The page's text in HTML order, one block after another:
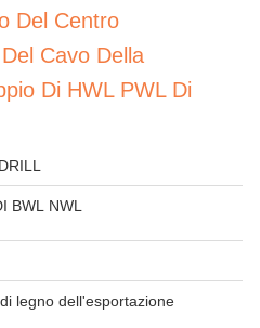
Del Centro
Cavo Della
Di HWL PWL Di
BWL NWL
legno dell'esportazione